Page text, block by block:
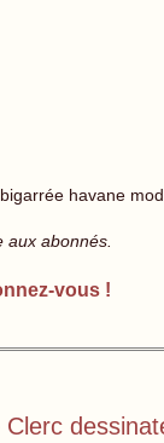
havane
abonnés.
vous !